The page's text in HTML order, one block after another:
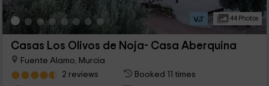
44 Photos
Casas Los Olivos de Noja- Casa Aberquina
Fuente Alamo, Murcia
2 reviews
Booked 11 times